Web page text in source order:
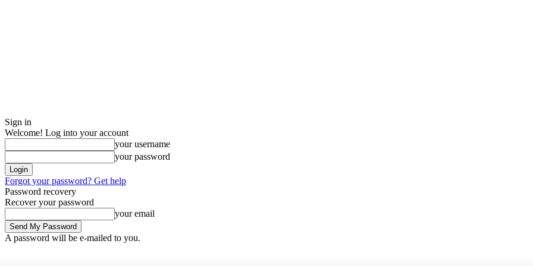
Sign in
Welcome! Log into your account
your username
your password
Forgot your password? Get help
Password recovery
Recover your password
your email
A password will be e-mailed to you.